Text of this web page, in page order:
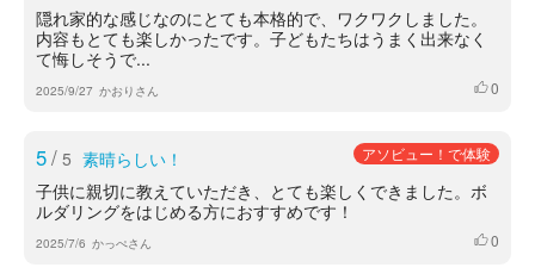
隠れ家的な感じなのにとても本格的で、ワクワクしました。
内容もとても楽しかったです。子どもたちはうまく出来なく
て悔しそうで...
2025/9/27 かおりさん いいね
0
5/ 5 素晴らしい！ アソビュー！で体験
子供に親切に教えていただき、とても楽しくできました。ボ
ルダリングをはじめる方におすすめです！
2025/7/6 かっぺさん いいね
0